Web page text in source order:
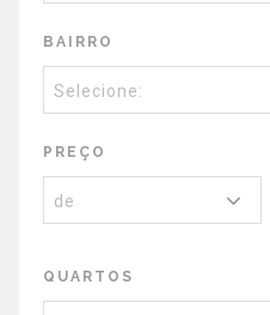
BAIRRO
Selecione:
PREÇO
de
QUARTOS